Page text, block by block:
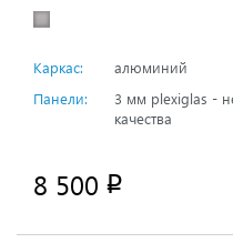
Каркас:
алюминий
Панели:
3 мм plexiglas -
качества
8 500 p